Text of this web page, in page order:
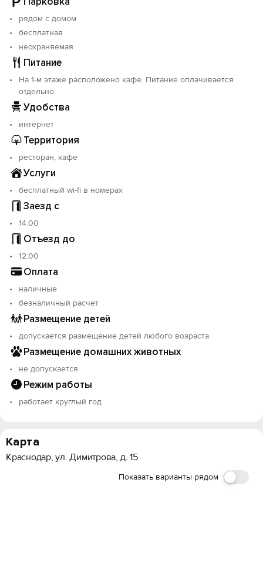
записи: С232025011185.
рядом с домом
бесплатная
неохраняемая
Питание
На 1-м этаже расположено кафе. Питание оплачивается
отдельно.
Удобства
интернет
Территория
ресторан, кафе
Услуги
бесплатный wi-fi в номерах
Заезд с
14:00
Отъезд до
12:00
Оплата
наличные
безналичный расчет
Размещение детей
допускается размещение детей любого возраста
Размещение домашних животных
не допускается
Режим работы
работает круглый год
Карта
Краснодар, ул. Димитрова, д. 15
Показать варианты рядом